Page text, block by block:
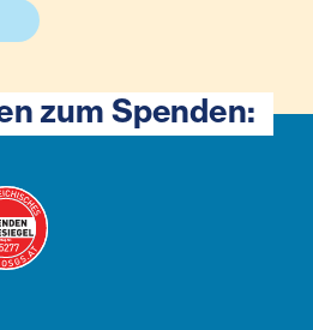
zum Spenden: